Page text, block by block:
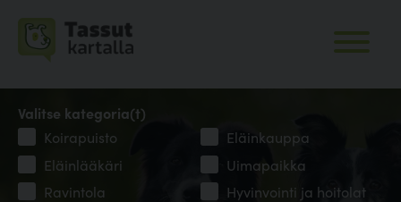
Valitse kategoria(t)
Koirapuisto
Eläinkauppa
Eläinlääkäri
Uimapaikka
Ravintola
Hyvinvointi ja hoitolat